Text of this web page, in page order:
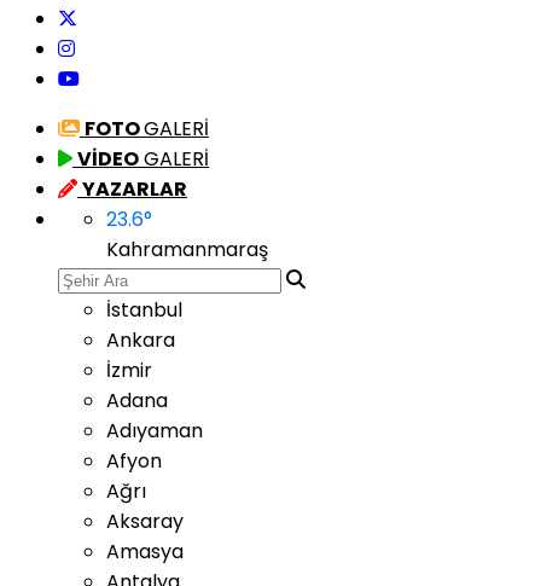
FOTOGALERİ
VİDEOGALERİ
YAZARLAR
23.6°
Kahramanmaraş
İstanbul
Ankara
İzmir
Adana
Adıyaman
Afyon
Ağrı
Aksaray
Amasya